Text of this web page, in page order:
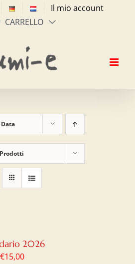
Il mio account
CARRELLO
Data
2026
Il
€15,00Il